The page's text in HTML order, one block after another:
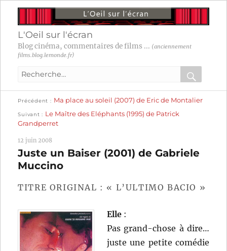
L'Oeil sur l'écran
Blog cinéma, commentaires de films ... (anciennement
films.blog.lemonde.fr)
Recherche
:
OK
Navigation
de
l’article
Précédent
précédente :
Ma place au soleil (2007) de Eric de Montalier
Suivant
suivante :
Le Maître des Eléphants (1995) de Patrick
Grandperret
12 juin 2008
Juste un Baiser (2001) de Gabriele
Muccino
TITRE ORIGINAL : « L’ULTIMO BACIO »
Elle :
Pas grand-chose à dire…
juste une petite comédie